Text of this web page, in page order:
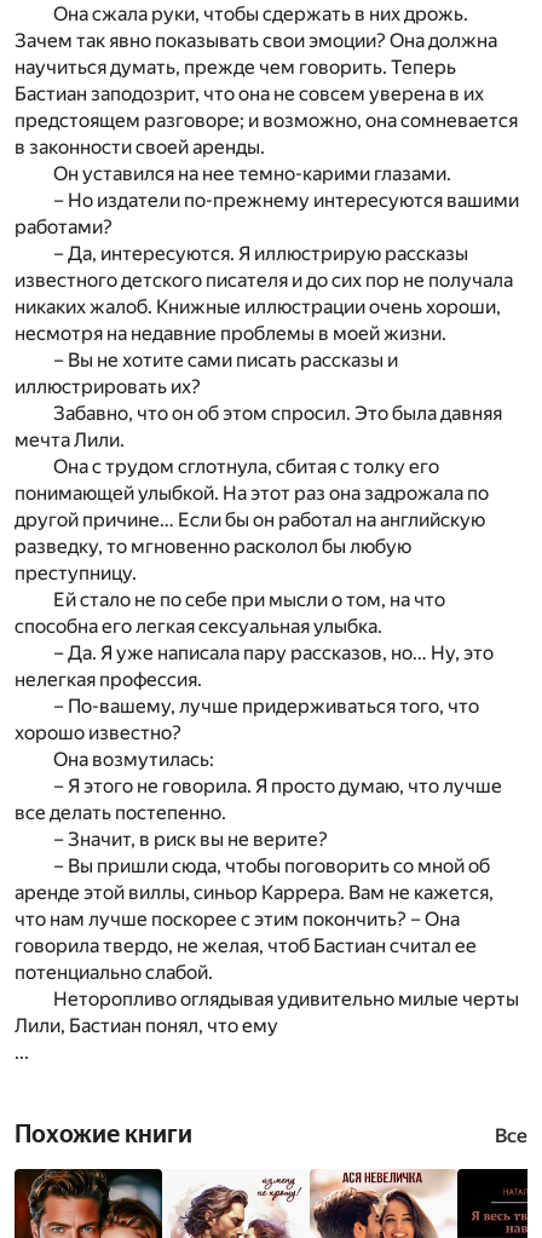
Она сжала руки, чтобы сдержать в них дрожь.
Зачем так явно показывать свои эмоции? Она должна
научиться думать, прежде чем говорить. Теперь
Бастиан заподозрит, что она не совсем уверена в их
предстоящем разговоре; и возможно, она сомневается
в законности своей аренды.
Он уставился на нее темно-карими глазами.
– Но издатели по-прежнему интересуются вашими
работами?
– Да, интересуются. Я иллюстрирую рассказы
известного детского писателя и до сих пор не получала
никаких жалоб. Книжные иллюстрации очень хороши,
несмотря на недавние проблемы в моей жизни.
– Вы не хотите сами писать рассказы и
иллюстрировать их?
Забавно, что он об этом спросил. Это была давняя
мечта Лили.
Она с трудом сглотнула, сбитая с толку его
понимающей улыбкой. На этот раз она задрожала по
другой причине… Если бы он работал на английскую
разведку, то мгновенно расколол бы любую
преступницу.
Ей стало не по себе при мысли о том, на что
способна его легкая сексуальная улыбка.
– Да. Я уже написала пару рассказов, но… Ну, это
нелегкая профессия.
– По-вашему, лучше придерживаться того, что
хорошо известно?
Она возмутилась:
– Я этого не говорила. Я просто думаю, что лучше
все делать постепенно.
– Значит, в риск вы не верите?
– Вы пришли сюда, чтобы поговорить со мной об
аренде этой виллы, синьор Каррера. Вам не кажется,
что нам лучше поскорее с этим покончить? – Она
говорила твердо, не желая, чтоб Бастиан считал ее
потенциально слабой.
Неторопливо оглядывая удивительно милые черты
Лили, Бастиан понял, что ему
...
Похожие книги Все